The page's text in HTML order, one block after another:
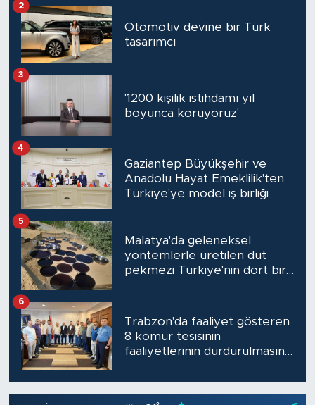
Otomotiv devine bir Türk
tasarımcı
2
'1200 kişilik istihdamı yıl
boyunca koruyoruz'
3
Gaziantep Büyükşehir ve
Anadolu Hayat Emeklilik'ten
Türkiye'ye model iş birliği
4
Malatya'da geleneksel
yöntemlerle üretilen dut
pekmezi Türkiye'nin dört bir
5
Trabzon'da faaliyet gösteren
8 kömür tesisinin
faaliyetlerinin durdurulmasına
6